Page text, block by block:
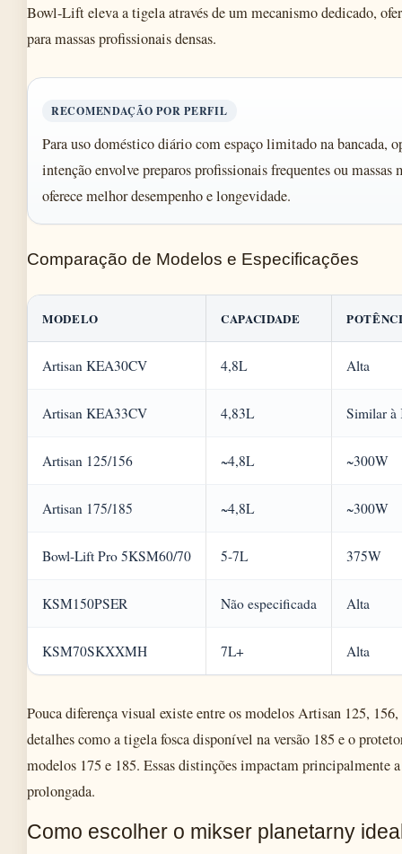
Bowl-Lift eleva a tigela através de um mecanismo dedicado,
para massas profissionais densas.
RECOMENDAÇÃO POR PERFIL
Para uso doméstico diário com espaço limitado na bancada,
intenção envolve preparos profissionais frequentes ou
oferece melhor desempenho e longevidade.
Comparação de Modelos e Especificações
MODELO CAPACIDADE
Artisan KEA30CV 4,8L Alta
Artisan KEA33CV 4,83L Similar à
Artisan 125/156 ~4,8L ~300W
Artisan 175/185 ~4,8L ~300W
Bowl-Lift Pro 5KSM60/70 5-7L 375W
KSM150PSER Não especificada Alta
KSM70SKXXMH 7L+ Alta
Pouca diferença visual existe entre os modelos Artisan 125,
detalhes como a tigela fosca disponível na versão 185 e o
modelos 175 e 185. Essas distinções impactam principalmente
prolongada.
Como escolher o mikser planetarny